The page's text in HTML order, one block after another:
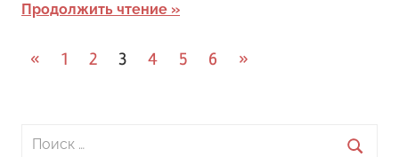
Продолжить чтение
Пагинация
« Предыдущие
1 2 3 4 5 6
Следующие
»
Поиск